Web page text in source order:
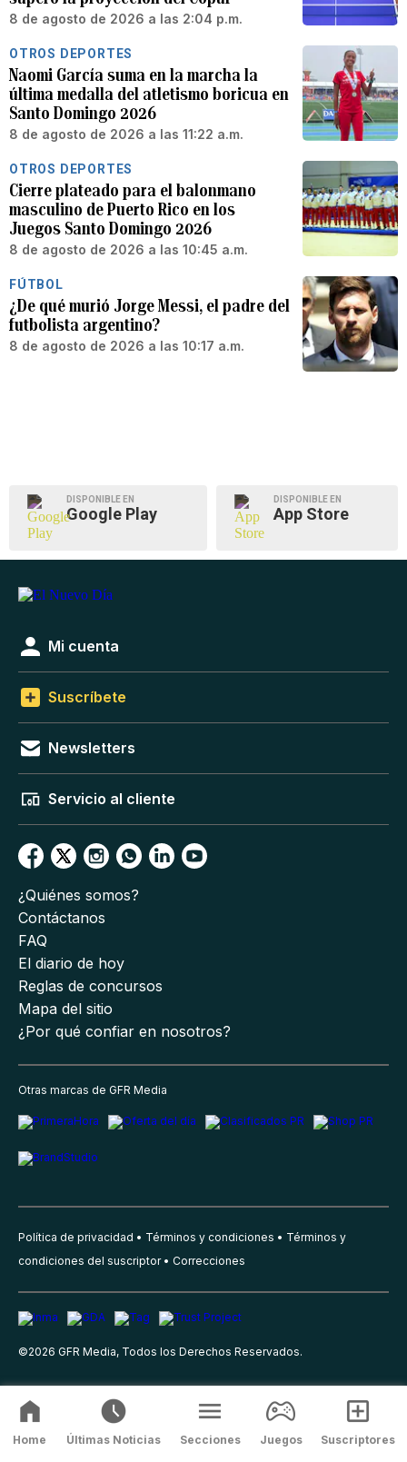
8 de agosto de 2026 a las 2:04 p.m.
OTROS DEPORTES
Naomi García suma en la marcha la
última medalla del atletismo boricua en
Santo Domingo 2026
8 de agosto de 2026 a las 11:22 a.m.
OTROS DEPORTES
Cierre plateado para el balonmano
masculino de Puerto Rico en los
Juegos Santo Domingo 2026
8 de agosto de 2026 a las 10:45 a.m.
FÚTBOL
¿De qué murió Jorge Messi, el padre del
futbolista argentino?
8 de agosto de 2026 a las 10:17 a.m.
DISPONIBLE EN
Google Play
DISPONIBLE EN
App Store
Mi cuenta
Suscríbete
Newsletters
Servicio al cliente
¿Quiénes somos?
Contáctanos
FAQ
El diario de hoy
Reglas de concursos
Mapa del sitio
¿Por qué confiar en nosotros?
Otras marcas de GFR Media
Política de privacidad Términos y condiciones
Términos y
condiciones del suscriptor
Correcciones
©2026 GFR Media, Todos los Derechos Reservados.
Home Últimas Noticias Secciones Juegos Suscriptores